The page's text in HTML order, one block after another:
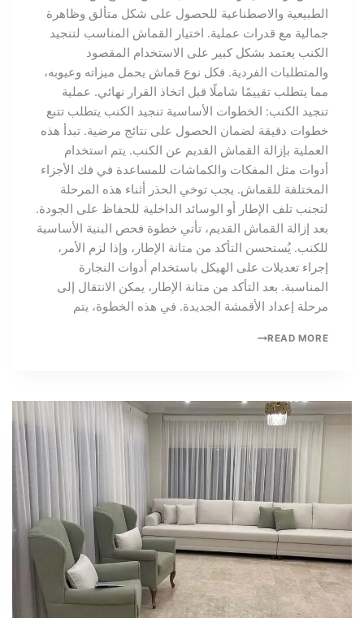
الطبيعية والاصطناعية للحصول على شكل متألق وظاهرة
جمالية مع قدرات عملية. اختيار القماش المناسب لتنجيد
الكنب يعتمد بشكل كبير على الاستخدام المقصود
والمتطلبات الفردية. فكل نوع قماش يحمل ميزاته وعيوبه،
مما يتطلب تقييمًا شاملًا قبل اتخاذ القرار نهائي. عملية
تنجيد الكنب: الخطوات الأساسية تنجيد الكنب يتطلب تتبع
خطوات دقيقة لضمان الحصول على نتائج مرضية. تبدأ هذه
العملية بإزالة القماش القديم عن الكنب. يتم استخدام
أدوات مثل المفكات والكماشات للمساعدة في فك الأجزاء
المختلفة للقماش. يجب توخي الحذر أثناء هذه المرحلة
لتجنب تلف الإطار أو الوسائد الداخلية للحفاظ على الجودة.
بعد إزالة القماش القديم، تأتي خطوة فحص البنية الأساسية
للكنب. يُستحسن التأكد من متانة الإطار، وإذا لزم الأمر،
إجراء تعديلات على الهيكل باستخدام أدوات النجارة
المناسبة. بعد التأكد من متانة الإطار، يمكن الانتقال إلى
مرحلة إعداد الأقمشة الجديدة. في هذه الخطوة، يتم
READ MORE